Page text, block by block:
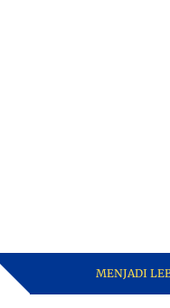
MENJADI LEBIH BAIK